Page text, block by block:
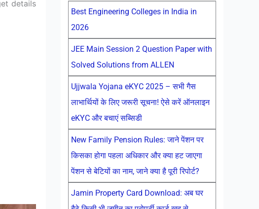
details
Best Engineering Colleges in India in
2026
JEE Main Session 2 Question Paper with
Solved Solutions from ALLEN
Ujjwala Yojana eKYC 2025 – सभी गैस
लाभार्थियों के लिए जरूरी सूचना! ऐसे करें ऑनलाइन
eKYC और बचाएं सब्सिडी
New Family Pension Rules: जाने पेंशन पर
किसका होगा पहला अधिकार और क्या हट जाएगा
पेंशन से बेटियों का नाम, जाने क्या है पूरी रिपोर्ट?
Jamin Property Card Download: अब घर